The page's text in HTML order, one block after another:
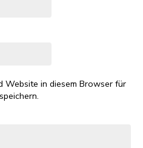
Website in diesem Browser für